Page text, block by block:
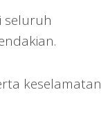
seluruh
keselamatan